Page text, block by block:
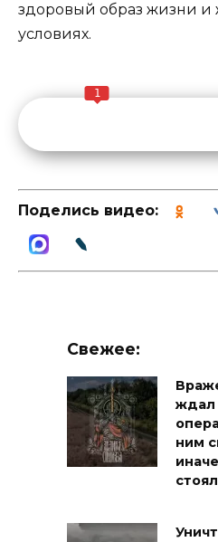
здоровый образ жизни и
условиях.
1
Поделись видео:
Свежее:
ждал
ним